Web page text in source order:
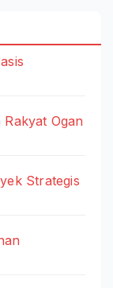
Ogan
Strategis